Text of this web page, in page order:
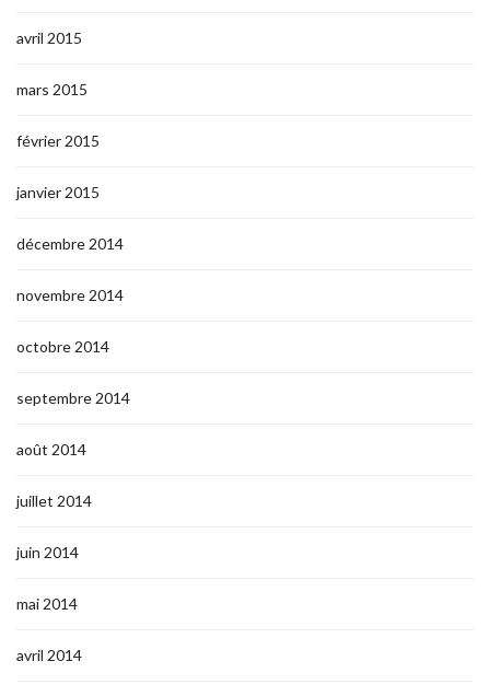
avril 2015
mars 2015
février 2015
janvier 2015
décembre 2014
novembre 2014
octobre 2014
septembre 2014
août 2014
juillet 2014
juin 2014
mai 2014
avril 2014